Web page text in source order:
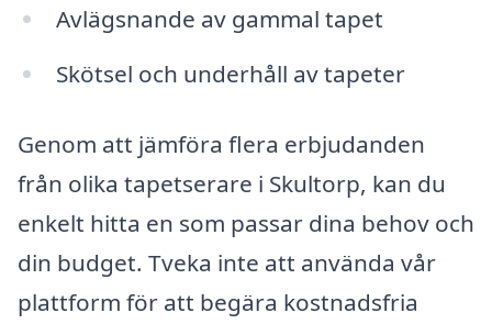
Avlägsnande av gammal tapet
Skötsel och underhåll av tapeter
Genom att jämföra flera erbjudanden
från olika tapetserare i Skultorp, kan du
enkelt hitta en som passar dina behov och
din budget. Tveka inte att använda vår
plattform för att begära kostnadsfria